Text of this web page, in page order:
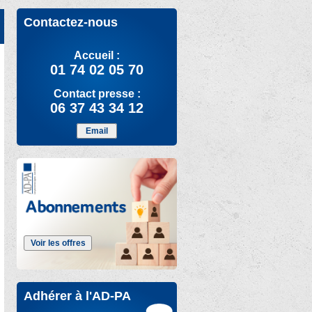
Contactez-nous
Accueil :
01 74 02 05 70
Contact presse :
06 37 43 34 12
Email
Voir les offres
Adhérer à l'AD-PA